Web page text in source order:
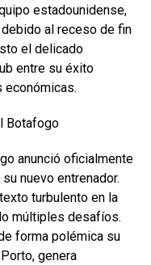
estadounidense,
al receso de fin
el delicado
entre su éxito
Botafogo
anunció oficialmente
nuevo entrenador.
turbulento en la
múltiples desafíos.
forma polémica su
genera